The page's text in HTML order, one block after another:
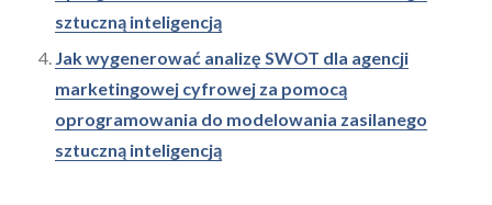
sztuczną inteligencją
Jak wygenerować analizę SWOT dla agencji
marketingowej cyfrowej za pomocą
oprogramowania do modelowania zasilanego
sztuczną inteligencją